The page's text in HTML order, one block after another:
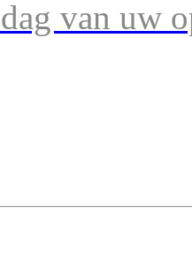
van uw